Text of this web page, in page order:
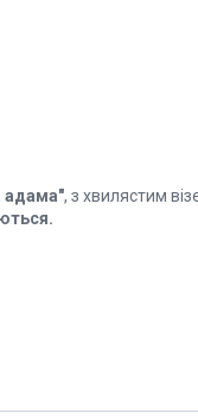
адама", з хвилястим